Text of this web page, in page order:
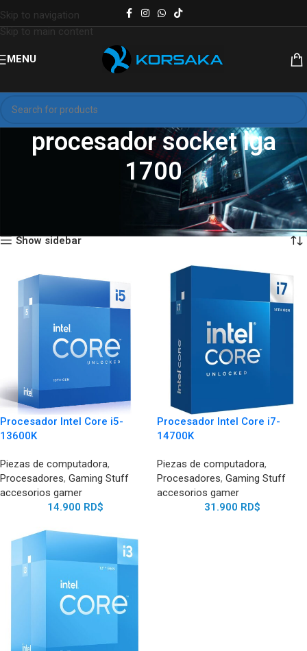
Skip to navigation
Skip to main content
MENU
procesador socket lga
1700
Productos etiquetados “procesador socket lga 1700”
Show sidebar
Procesador Intel Core i5-
13600K
Piezas de computadora,
Procesadores, Gaming Stuff
accesorios gamer
14.900 RD$
Procesador Intel Core i7-
14700K
Piezas de computadora,
Procesadores, Gaming Stuff
accesorios gamer
31.900 RD$